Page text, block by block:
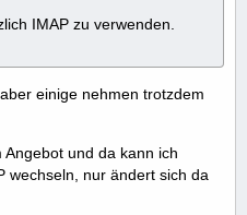
IMAP zu verwenden.
einige nehmen trotzdem
und da kann ich
wechseln, nur ändert sich da